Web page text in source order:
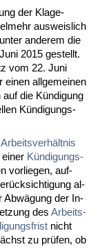
der Kla­ge­
aus­weis­lich
an­de­rem die
2015 ge­stellt.
vom 22. Ju­ni
ei­nen all­ge­mei­nen
die Kündi­gung
Kündi­gungs­
Ar­beits­verhält­nis
Kündi­gungs­
vor­lie­gen, auf­
al­
Abwägung der In­
des Ar­beits­
nicht
zu prüfen, ob